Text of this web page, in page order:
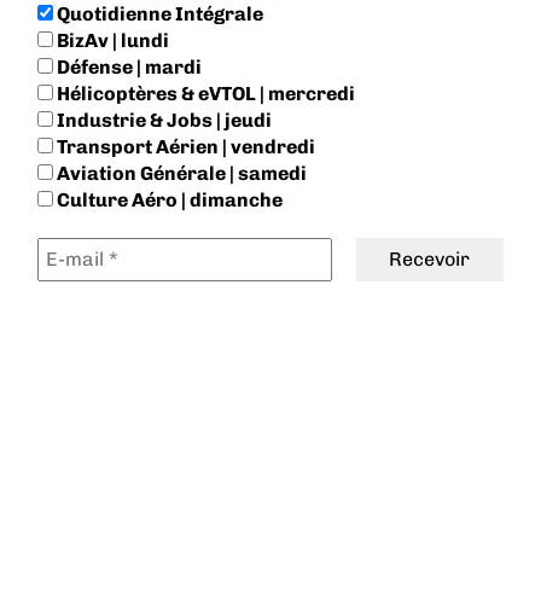
Quotidienne Intégrale
BizAv | lundi
Défense | mardi
Hélicoptères & eVTOL | mercredi
Industrie & Jobs | jeudi
Transport Aérien | vendredi
Aviation Générale | samedi
Culture Aéro | dimanche